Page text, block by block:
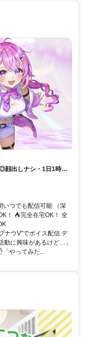
顔出しナシ・1日1時間
いつでも配信可能 （深
！ ⛺完全在宅OK！ 全
ナウV"でボイス配信 デ
動に興味があるけど…」
「やってみた...